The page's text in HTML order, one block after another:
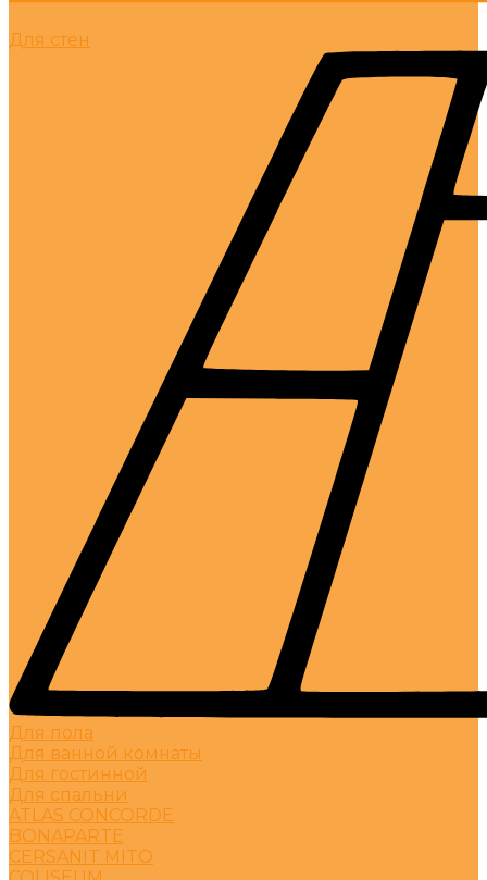
Для стен
Для пола
Для ванной комнаты
Для гостинной
Для спальни
ATLAS CONCORDE
BONAPARTE
CERSANIT MITO